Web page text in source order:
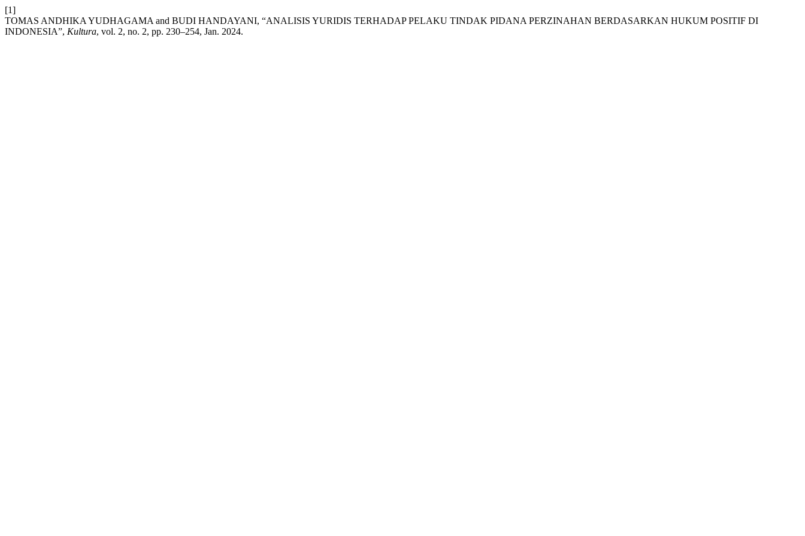
[1]
TOMAS ANDHIKA YUDHAGAMA and BUDI HANDAYANI, “ANALISIS YURIDIS TERHADAP PELAKU TINDAK PIDANA PERZINAHAN BERDASARKAN HUKUM POSITIF DI
INDONESIA”, Kultura, vol. 2, no. 2, pp. 230–254, Jan. 2024.